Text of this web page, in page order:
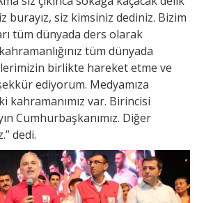
burayız, siz kimsiniz dediniz. Bizim
tüm dünyada ders olarak
tüm dünyada
birlikte hareket etme ve
ediyorum. Medyamıza
kahramanımız var. Birincisi
Cumhurbaşkanımız. Diğer
dedi.